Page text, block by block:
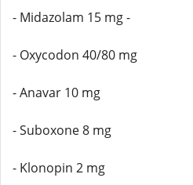
- Midazolam 15 mg -
- Oxycodon 40/80 mg
- Anavar 10 mg
- Suboxone 8 mg
- Klonopin 2 mg